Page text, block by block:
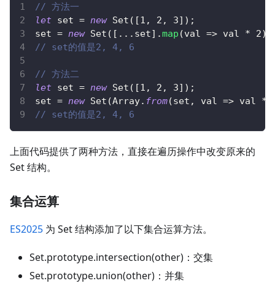
// 方法一
let set = new Set ( [1 , 2 , 3] ) ;
set = new Set ( [ ... set] .map (val => val * 2)
// set的值是2, 4, 6
// 方法二
let set = new Set ( [1 , 2 , 3] ) ;
set = new Set (Array. from(set , val => val *
// set的值是2, 4, 6
上面代码提供了两种方法，直接在遍历操作中改变原来的
Set 结构。
集合运算
ES2025 为 Set 结构添加了以下集合运算方法。
Set.prototype.intersection(other)：交集
Set.prototype.union(other)：并集